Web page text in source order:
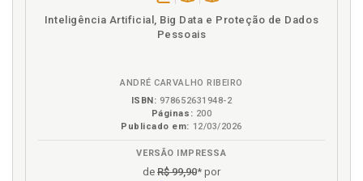
em
Inteligência Artificial, Big Data e Proteção de Dados
Pessoais
ANDRÉ CARVALHO RIBEIRO
ISBN: 978652631948-2
Páginas: 200
Publicado em: 12/03/2026
VERSÃO IMPRESSA
de R$ 99,90* por